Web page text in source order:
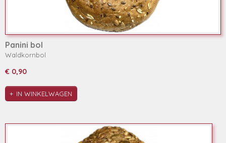
Panini bol
Waldkornbol
€ 0,90
IN WINKELWAGEN